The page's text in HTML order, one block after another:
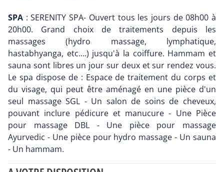
SPA : SERENITY SPA- Ouvert tous les jours de 08h00 à
20h00. Grand choix de traitements depuis les
massages (hydro massage, lymphatique,
hastabhyanga, etc....) jusqu'à la coiffure. Hammam et
sauna sont libres un jour sur deux et sur rendez vous.
Le spa dispose de : Espace de traitement du corps et
du visage, qui peut être aménagé en une pièce d'un
seul massage SGL - Un salon de soins de cheveux,
pouvant inclure pédicure et manucure - Une Pièce
pour massage DBL - Une pièce pour massage
Ayurvedic - Une pièce pour hydro massage - Un sauna
- Un hammam.